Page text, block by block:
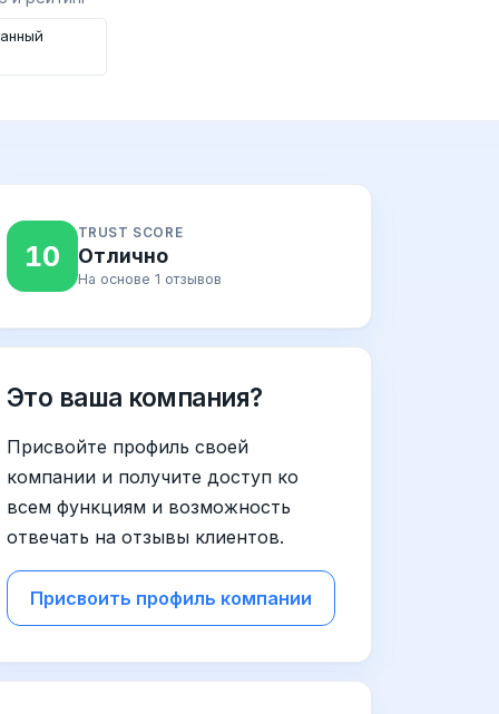
10
TRUST SCORE
Отлично
На основе 1 отзывов
Это ваша компания?
Присвойте профиль своей
компании и получите доступ ко
всем функциям и возможность
отвечать на отзывы клиентов.
Присвоить профиль компании